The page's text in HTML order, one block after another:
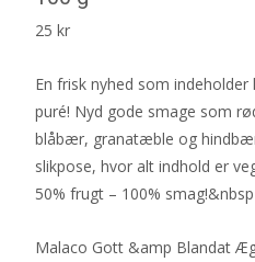
25 kr
En frisk nyhed som
puré! Nyd gode smage som
blåbær, granatæble og
slikpose, hvor alt indhold er
50% frugt – 100% smag!&nbsp
Malaco Gott &amp Blandat